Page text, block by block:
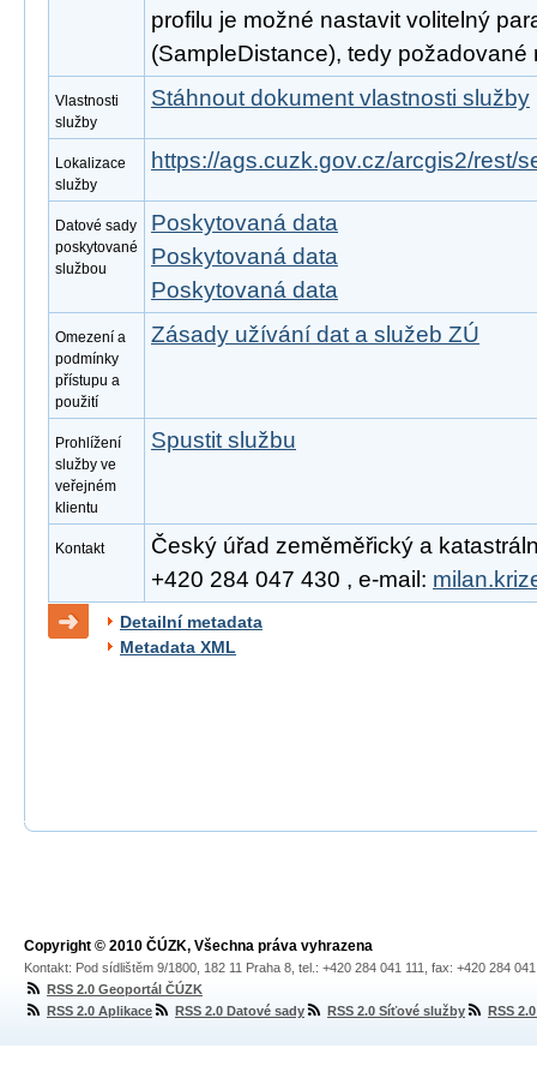
profilu je možné nastavit volitelný
(SampleDistance), tedy požadované
Vlastnosti
služby
Stáhnout dokument vlastnosti služby
Lokalizace
služby
https://ags.cuzk.gov.cz/arcgis2/rest/
Datové sady
poskytované
službou
Poskytovaná data
Poskytovaná data
Poskytovaná data
Omezení a
podmínky
přístupu a
použití
Zásady užívání dat a služeb ZÚ
Prohlížení
služby ve
veřejném
klientu
Spustit službu
Kontakt
Český úřad zeměměřický a
+420 284 047 430 , e-mail:
Detailní metadata
Metadata XML
Copyright © 2010 ČÚZK, Všechna práva vyhrazena
Kontakt: Pod sídlištěm 9/1800, 182 11 Praha 8, tel.: +420 284 041 111, fax: +420 284
RSS 2.0 Geoportál ČÚZK
RSS 2.0 Aplikace
RSS 2.0 Datové sady RSS 2.0 Síťové služby RSS